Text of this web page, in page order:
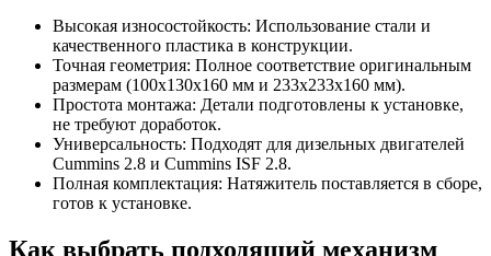
Высокая износостойкость: Использование стали и
качественного пластика в конструкции.
Точная геометрия: Полное соответствие оригинальным
размерам (100х130х160 мм и 233х233х160 мм).
Простота монтажа: Детали подготовлены к установке,
не требуют доработок.
Универсальность: Подходят для дизельных двигателей
Cummins 2.8 и Cummins ISF 2.8.
Полная комплектация: Натяжитель поставляется в сборе,
готов к установке.
Как выбрать подходящий механизм